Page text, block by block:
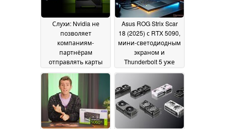
Слухи: Nvidia не
позволяет
компаниям-
партнёрам
отправлять карты
обзоры
Asus ROG Strix Scar
18 (2025) с RTX 5090,
мини-светодиодным
экраном и
Thunderbolt 5 уже
предварительного
заказа17 April 2025